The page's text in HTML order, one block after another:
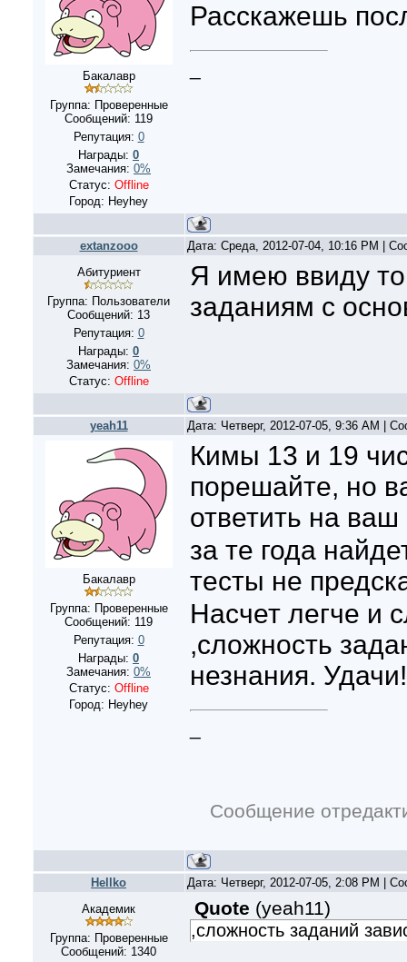
Бакалавр
Группа: Проверенные
Сообщений: 119
Репутация: 0
Награды: 0
Замечания: 0%
Статус: Offline
Город: Heyhey
Расскажешь
extanzooo
Дата: Среда, 2012-07-04, 10:16 PM |
Абитуриент
Группа: Пользователи
Сообщений: 13
Репутация: 0
Награды: 0
Замечания: 0%
Статус: Offline
Я имею ввиду
заданиям с
yeah11 Дата: Четверг, 2012-07-05, 9:36 AM |
Бакалавр
Группа: Проверенные
Сообщений: 119
Репутация: 0
Награды: 0
Замечания: 0%
Статус: Offline
Город: Heyhey
Кимы 13 и 19
порешайте, но
ответить на
за те года
тесты не
Насчет легче и
,сложность
незнания. Удачи!
Сообщение
Hellko
Дата: Четверг, 2012-07-05, 2:08 PM |
Академик
Группа: Проверенные
Сообщений: 1340
Quote (yeah11)
,сложность заданий